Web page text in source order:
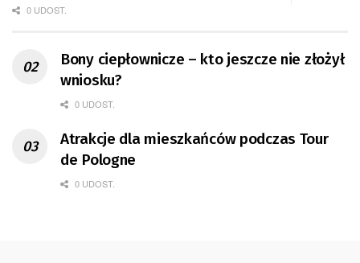
0 UDOST.
Bony ciepłownicze – kto jeszcze nie złożył
wniosku?
0 UDOST.
Atrakcje dla mieszkańców podczas Tour
de Pologne
0 UDOST.